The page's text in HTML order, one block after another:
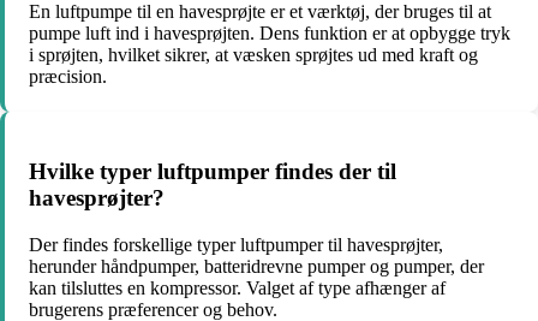
En luftpumpe til en havesprøjte er et værktøj, der bruges til at
pumpe luft ind i havesprøjten. Dens funktion er at opbygge tryk
i sprøjten, hvilket sikrer, at væsken sprøjtes ud med kraft og
præcision.
Hvilke typer luftpumper findes der til
havesprøjter?
Der findes forskellige typer luftpumper til havesprøjter,
herunder håndpumper, batteridrevne pumper og pumper, der
kan tilsluttes en kompressor. Valget af type afhænger af
brugerens præferencer og behov.